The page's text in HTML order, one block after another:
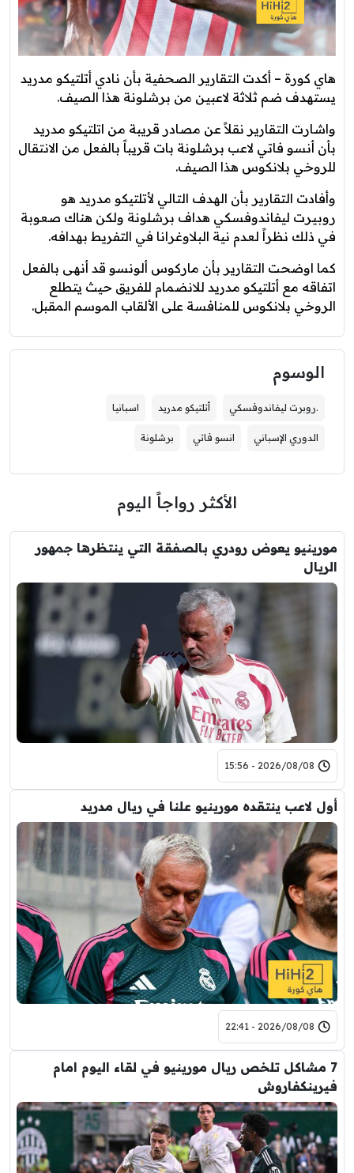
هاي كورة – أكدت التقارير الصحفية بأن نادي أتلتيكو مدريد
يستهدف ضم ثلاثة لاعبين من برشلونة هذا الصيف.
واشارت التقارير نقلاً عن مصادر قريبة من اتلتيكو مدريد
بأن أنسو فاتي لاعب برشلونة بات قريباً بالفعل من الانتقال
للروخي بلانكوس هذا الصيف.
وأفادت التقارير بأن الهدف التالي لأتلتيكو مدريد هو
روبيرت ليفاندوفسكي هداف برشلونة ولكن هناك صعوبة
في ذلك نظراً لعدم نية البلاوغرانا في التفريط بهدافه.
كما اوضحت التقارير بأن ماركوس ألونسو قد أنهى بالفعل
اتفاقه مع أتلتيكو مدريد للانضمام للفريق حيث يتطلع
الروخي بلانكوس للمنافسة على الألقاب الموسم المقبل.
الوسوم
.روبرت ليفاندوفسكي أتلتيكو مدريد اسبانيا
الدوري الإسباني انسو فاتي برشلونة
الأكثر رواجاً اليوم
مورينيو يعوض رودري بالصفقة التي ينتظرها جمهور
الريال
2026/08/08 - 15:56
أول لاعب ينتقده مورينيو علنا في ريال مدريد
2026/08/08 - 22:41
7 مشاكل تلخص ريال مورينيو في لقاء اليوم امام
فيرينكفاروش